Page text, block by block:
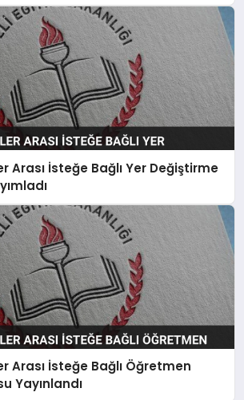
Arası İsteğe Bağlı Yer Değiştirme
Arası İsteğe Bağlı Öğretmen
Yayınlandı